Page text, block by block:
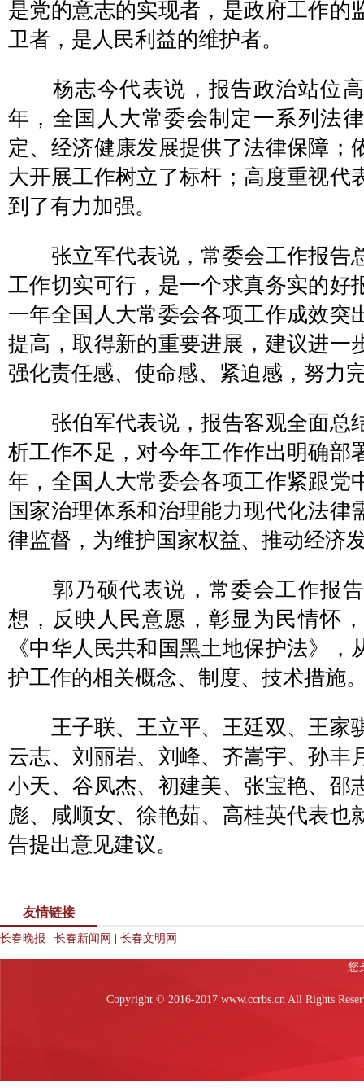
是党的意志的实现者，是政府工作的
卫者，是人民利益的维护者。
杨志今代表说，报告政治站位高
年，全国人大常委会制定一系列法
定、经济健康发展提供了法律保障；
大开展工作树立了标杆；高度重视代
到了有力加强。
张立军代表说，常委会工作报告
工作切实可行，是一个求真务实的好
一年全国人大常委会各项工作成效突
提高，取得新的重要进展，建议进一
强化责任感、使命感、紧迫感，努力
张伯军代表说，报告客观全面总
析工作不足，对今年工作作出明确部
年，全国人大常委会各项工作紧跟党
国家治理体系和治理能力现代化法律
律监督，为维护国家权益、推动经济
郭乃硕代表说，常委会工作报告
想，反映人民意愿，彰显为民情怀
《中华人民共和国黑土地保护法》
护工作的相关概念、制度、技术措施
王子联、王立平、王廷双、王家
云志、刘丽岩、刘峰、齐嵩宇、孙丰
小天、谷凤杰、初建美、张宝艳、邵
彪、咸顺女、徐艳茹、高桂英代表也
告提出意见建议。
友情链接
长春晚报 长春新闻网 长春文明网
Copyright © 2016-2017 www.ccrbs.cn All